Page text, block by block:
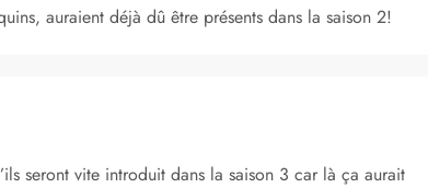
auraient déjà dû être présents dans la saison 2!
seront vite introduit dans la saison 3 car là ça aurait